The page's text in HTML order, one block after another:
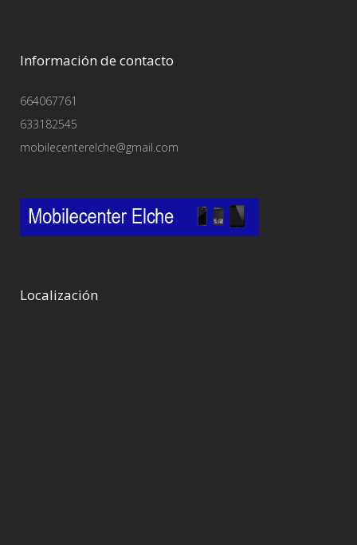
Información de contacto
664067761
633182545
mobilecenterelche@gmail.com
Localización